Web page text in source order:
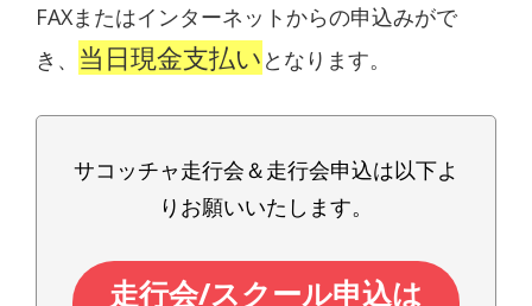
FAXまたはインターネットからの申込みがで
き、 当日現金支払い となります。
サコッチャ走行会＆走行会申込は以下よ
りお願いいたします。
走行会/スクール申込は